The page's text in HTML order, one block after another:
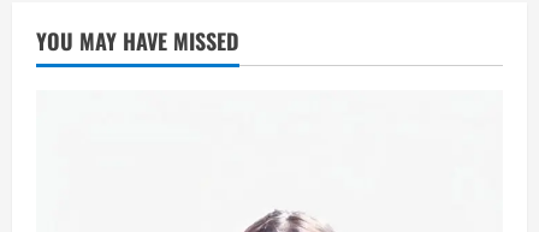
मैक में इंटीरियर डिजाइन विभाग ने मनाया
राष्ट्रीय हथकरघा दिवस
एक रक्तदान , दोस्ती के नाम
YOU MAY HAVE MISSED